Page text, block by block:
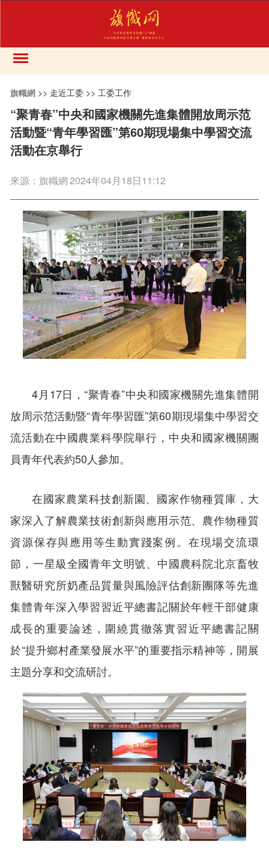
旗幟網 >> 走近工委 >> 工委工作
“聚青春”中央和國家機關先進集體開放周示范
活動暨“青年學習匯”第60期現場集中學習交流
活動在京舉行
來源：旗幟網2024年04月18日11:12
4月17日，“聚青春”中央和國家機關先進集體開
放周示范活動暨“青年學習匯”第60期現場集中學習交
流活動在中國農業科學院舉行，中央和國家機關團
員青年代表約50人參加。
在國家農業科技創新園、國家作物種質庫，大
家深入了解農業技術創新與應用示范、農作物種質
資源保存與應用等生動實踐案例。在現場交流環
節，一星級全國青年文明號、中國農科院北京畜牧
獸醫研究所奶產品質量與風險評估創新團隊等先進
集體青年深入學習習近平總書記關於年輕干部健康
成長的重要論述，圍繞貫徹落實習近平總書記關
於“提升鄉村產業發展水平”的重要指示精神等，開展
主題分享和交流研討。